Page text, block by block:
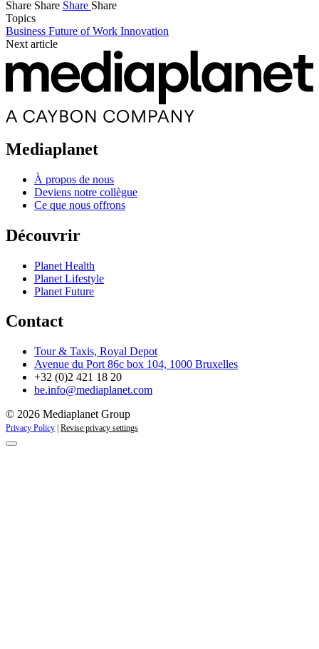
Share Share Share Share
Topics
Business Future of Work Innovation
Next article
Mediaplanet
À propos de nous
Deviens notre collègue
Ce que nous offrons
Découvrir
Planet Health
Planet Lifestyle
Planet Future
Contact
Tour & Taxis, Royal Depot
Avenue du Port 86c box 104, 1000 Bruxelles
+32 (0)2 421 18 20
be.info@mediaplanet.com
© 2026 Mediaplanet Group
Privacy Policy Revise privacy settings